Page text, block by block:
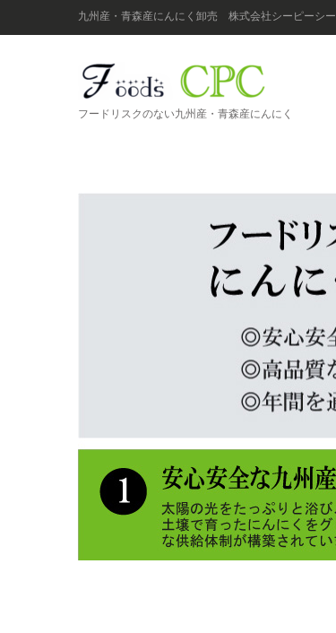
九州産・青森産にんにく卸売 株式会社シーピーシー
フードリスクのない九州産・青森産にんにく